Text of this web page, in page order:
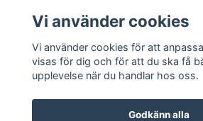
Sociala medier
Vi använder cookies
Vi använder cookies för att
visas för dig och för att du ska få
upplevelse när du handlar hos oss.
Godkänn alla